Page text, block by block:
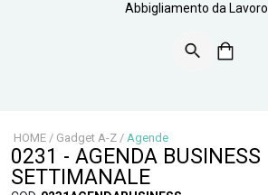
Abbigliamento da Lavoro
HOME / Gadget A-Z / Agende
0231 - AGENDA BUSINESS
SETTIMANALE